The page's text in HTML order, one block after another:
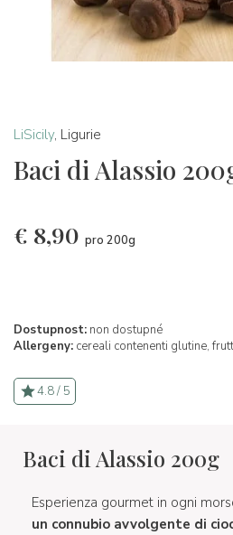
LiSicily, Ligurie
Baci di Alassio
€ 8,90 pro 200g
Dostupnost: non dostupné
Allergeny: cereali contenenti glutine,
4.8 / 5
Baci di Alassio 200g
Esperienza gourmet in ogni
un connubio avvolgente di